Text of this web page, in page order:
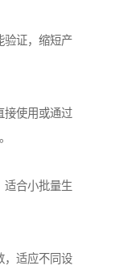
验证，缩短产
接使用或通过
适合小批量生
，适应不同设